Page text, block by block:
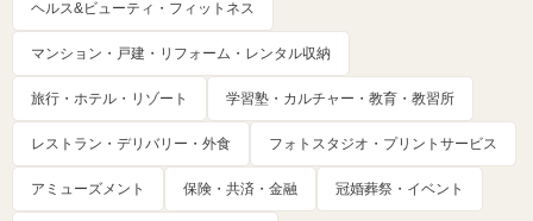
ヘルス&ビューティ・フィットネス
マンション・戸建・リフォーム・レンタル収納
旅行・ホテル・リゾート 学習塾・カルチャー・教育・教習所
レストラン・デリバリー・外食 フォトスタジオ・プリントサービス
アミューズメント 保険・共済・金融 冠婚葬祭・イベント